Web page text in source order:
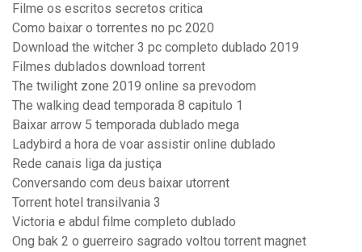
Filme os escritos secretos critica
Como baixar o torrentes no pc 2020
Download the witcher 3 pc completo dublado 2019
Filmes dublados download torrent
The twilight zone 2019 online sa prevodom
The walking dead temporada 8 capitulo 1
Baixar arrow 5 temporada dublado mega
Ladybird a hora de voar assistir online dublado
Rede canais liga da justiça
Conversando com deus baixar utorrent
Torrent hotel transilvania 3
Victoria e abdul filme completo dublado
Ong bak 2 o guerreiro sagrado voltou torrent magnet